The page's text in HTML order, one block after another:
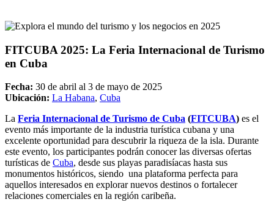
FITCUBA 2025: La Feria Internacional de Turismo
en Cuba
Fecha: 30 de abril al 3 de mayo de 2025
Ubicación: La Habana, Cuba
La Feria Internacional de Turismo de Cuba (FITCUBA) es el
evento más importante de la industria turística cubana y una
excelente oportunidad para descubrir la riqueza de la isla. Durante
este evento, los participantes podrán conocer las diversas ofertas
turísticas de Cuba, desde sus playas paradisíacas hasta sus
monumentos históricos, siendo una plataforma perfecta para
aquellos interesados en explorar nuevos destinos o fortalecer
relaciones comerciales en la región caribeña.